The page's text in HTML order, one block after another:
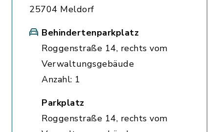
25704 Meldorf
Behindertenparkplatz
Roggenstraße 14, rechts vom
Verwaltungsgebäude
Anzahl: 1
Parkplatz
Roggenstraße 14, rechts vom